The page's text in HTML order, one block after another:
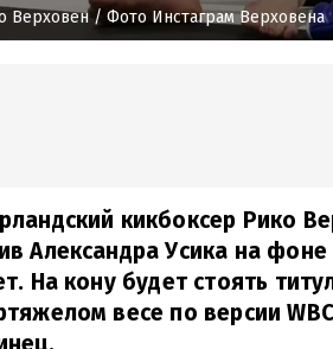
Верховен/ Фото Инстаграм Верховена
кикбоксер Рико
Александра Усика на
На кону будет стоять
весе по версии